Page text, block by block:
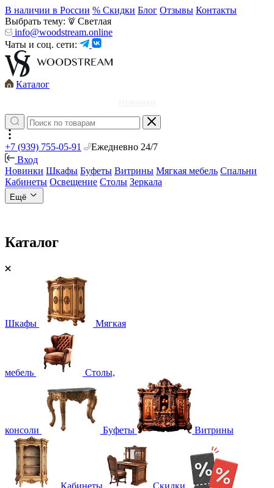
В наличии в России % Скидки Блог Отзывы Контакты
Выбрать тему:
Светлая
info@woodstream.online
Чаты и соц. сети:
Каталог
+7 (939) 755-05-91
Ежедневно 24/7
Вход
Новинки Шкафы Буфеты Витрины Мягкая мебель Спальни
Кабинеты Освещение Столы Зеркала
Ещё
Каталог
Шкафы Мягкая
мебель Столы,
консоли Буфеты Витрины
Кабинеты
Скидки